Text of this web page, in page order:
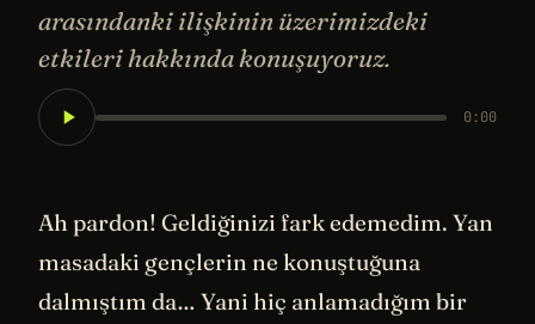
arasındanki ilişkinin üzerimizdeki
etkileri hakkında konuşuyoruz.
0:00
Ah pardon! Geldiğinizi fark edemedim. Yan
masadaki gençlerin ne konuştuğuna
dalmıştım da… Yani hiç anlamadığım bir